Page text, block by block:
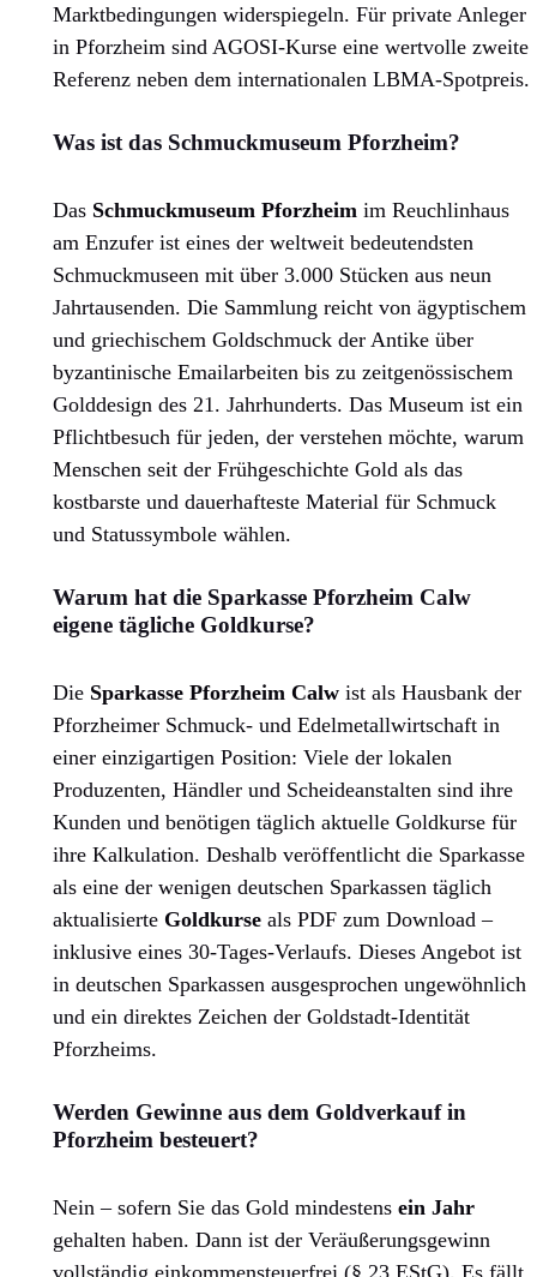
Marktbedingungen widerspiegeln. Für private Anleger
in Pforzheim sind AGOSI-Kurse eine wertvolle zweite
Referenz neben dem internationalen LBMA-Spotpreis.
Was ist das Schmuckmuseum Pforzheim?
Das Schmuckmuseum Pforzheim im Reuchlinhaus
am Enzufer ist eines der weltweit bedeutendsten
Schmuckmuseen mit über 3.000 Stücken aus neun
Jahrtausenden. Die Sammlung reicht von ägyptischem
und griechischem Goldschmuck der Antike über
byzantinische Emailarbeiten bis zu zeitgenössischem
Golddesign des 21. Jahrhunderts. Das Museum ist ein
Pflichtbesuch für jeden, der verstehen möchte, warum
Menschen seit der Frühgeschichte Gold als das
kostbarste und dauerhafteste Material für Schmuck
und Statussymbole wählen.
Warum hat die Sparkasse Pforzheim Calw
eigene tägliche Goldkurse?
Die Sparkasse Pforzheim Calw ist als Hausbank der
Pforzheimer Schmuck- und Edelmetallwirtschaft in
einer einzigartigen Position: Viele der lokalen
Produzenten, Händler und Scheideanstalten sind ihre
Kunden und benötigen täglich aktuelle Goldkurse für
ihre Kalkulation. Deshalb veröffentlicht die Sparkasse
als eine der wenigen deutschen Sparkassen täglich
aktualisierte Goldkurse als PDF zum Download –
inklusive eines 30-Tages-Verlaufs. Dieses Angebot ist
in deutschen Sparkassen ausgesprochen ungewöhnlich
und ein direktes Zeichen der Goldstadt-Identität
Pforzheims.
Werden Gewinne aus dem Goldverkauf in
Pforzheim besteuert?
Nein – sofern Sie das Gold mindestens ein Jahr
gehalten haben. Dann ist der Veräußerungsgewinn
vollständig einkommensteuerfrei (§ 23 EStG). Es fällt